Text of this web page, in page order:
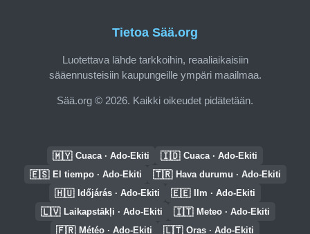
Tietoa Sää.org
Luotettava lähde tarkkoihin, reaaliaikaisiin
sääennusteisiin kaupungeille ympäri maailmaa.
Sää.org © 2026. Kaikki oikeudet pidätetään.
🇲🇾 Cuaca · Ado-Ekiti 🇮🇩 Cuaca · Ado-Ekiti
🇪🇸 El tiempo · Ado-Ekiti 🇹🇷 Hava durumu · Ado-Ekiti
🇭🇺 Időjárás · Ado-Ekiti 🇪🇪 Ilm · Ado-Ekiti
🇱🇻 Laikapstākļi · Ado-Ekiti 🇮🇹 Meteo · Ado-Ekiti
🇫🇷 Météo · Ado-Ekiti 🇱🇹 Oras · Ado-Ekiti